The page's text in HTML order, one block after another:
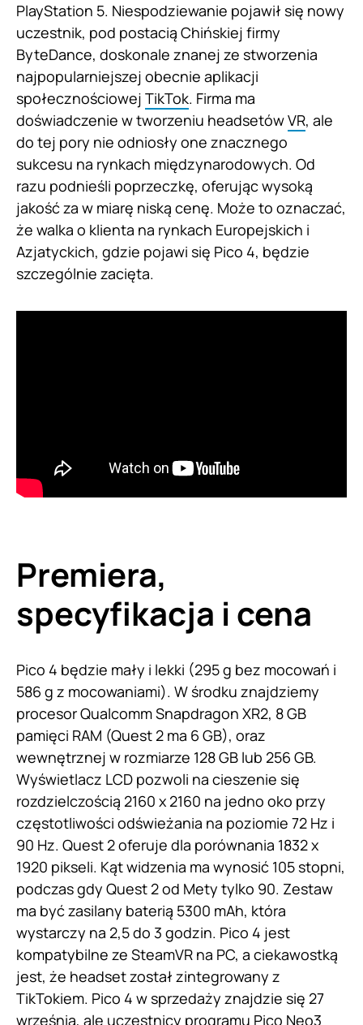
PlayStation 5. Niespodziewanie pojawił się nowy
uczestnik, pod postacią Chińskiej firmy
ByteDance, doskonale znanej ze stworzenia
najpopularniejszej obecnie aplikacji
społecznościowej TikTok. Firma ma
doświadczenie w tworzeniu headsetówVR, ale
do tej pory nie odniosły one znacznego
sukcesu na rynkach międzynarodowych. Od
razu podnieśli poprzeczkę, oferując wysoką
jakość za w miarę niską cenę. Może to oznaczać,
że walka o klienta na rynkach Europejskich i
Azjatyckich, gdzie pojawi się Pico 4, będzie
szczególnie zacięta.
Premiera,
specyfikacja i cena
Pico 4 będzie mały i lekki (295 g bez mocowań i
586 g z mocowaniami). W środku znajdziemy
procesor Qualcomm Snapdragon XR2, 8 GB
pamięci RAM (Quest 2 ma 6 GB), oraz
wewnętrznej w rozmiarze 128 GB lub 256 GB.
Wyświetlacz LCD pozwoli na cieszenie się
rozdzielczością 2160 x 2160 na jedno oko przy
częstotliwości odświeżania na poziomie 72 Hz i
90 Hz. Quest 2 oferuje dla porównania 1832 x
1920 pikseli. Kąt widzenia ma wynosić 105 stopni,
podczas gdy Quest 2 od Mety tylko 90. Zestaw
ma być zasilany baterią 5300 mAh, która
wystarczy na 2,5 do 3 godzin. Pico 4 jest
kompatybilne ze SteamVR na PC, a ciekawostką
jest, że headset został zintegrowany z
TikTokiem. Pico 4 w sprzedaży znajdzie się 27
września, ale uczestnicy programu Pico Neo3